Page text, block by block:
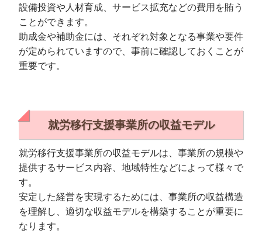
設備投資や人材育成、サービス拡充などの費用を賄う
ことができます。
助成金や補助金には、それぞれ対象となる事業や要件
が定められていますので、事前に確認しておくことが
重要です。
就労移行支援事業所の収益モデル
就労移行支援事業所の収益モデルは、事業所の規模や
提供するサービス内容、地域特性などによって様々で
す。
安定した経営を実現するためには、事業所の収益構造
を理解し、適切な収益モデルを構築することが重要に
なります。